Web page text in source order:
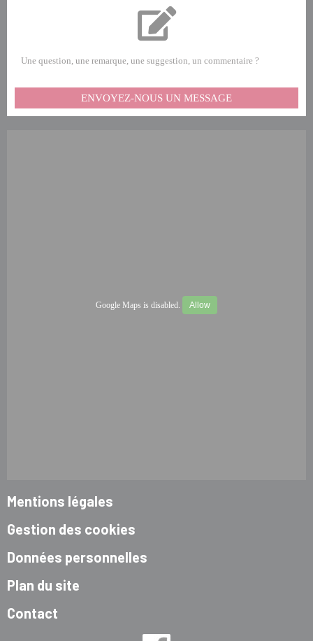
Une question, une remarque, une suggestion, un commentaire ?
ENVOYEZ-NOUS UN MESSAGE
Google Maps is disabled. Allow
Mentions légales
Gestion des cookies
Données personnelles
Plan du site
Contact